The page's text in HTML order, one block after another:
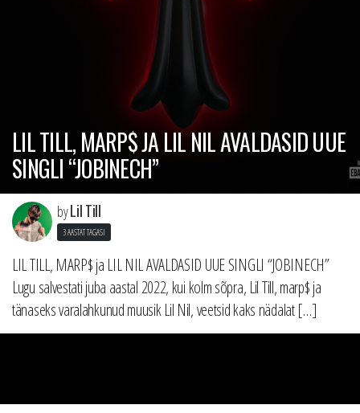
LIL TILL, MARP$ JA LIL NIL AVALDASID UUE
SINGLI “JOBINECH”
byLil Till
3 AASTAT TAGASI
LIL TILL, MARP$ ja LIL NIL AVALDASID UUE SINGLI “JOBINECH”
Lugu salvestati juba aastal 2022, kui kolm sõpra, Lil Till, marp$ ja
tänaseks varalahkunud muusik Lil Nil, veetsid kaks nädalat […]